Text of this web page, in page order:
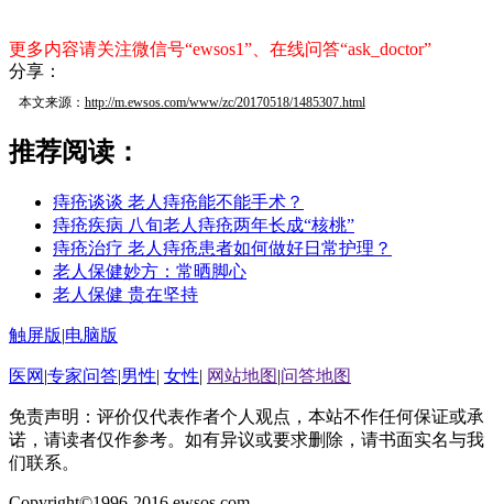
更多内容请关注微信号“ewsos1”、在线问答“ask_doctor”
分享：
本文来源： http://m.ewsos.com/www/zc/20170518/1485307.html
推荐阅读：
痔疮谈谈 老人痔疮能不能手术？
痔疮疾病 八旬老人痔疮两年长成“核桃”
痔疮治疗 老人痔疮患者如何做好日常护理？
老人保健妙方：常晒脚心
老人保健 贵在坚持
触屏版|电脑版
医网 |专家问答|男性| 女性| 网站地图 |问答地图
免责声明：评价仅代表作者个人观点，本站不作任何保证或承
诺，请读者仅作参考。如有异议或要求删除，请书面实名与我
们联系。